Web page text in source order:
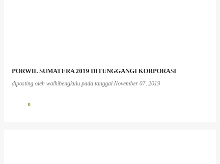
PORWIL SUMATERA 2019 DITUNGGANGI KORPORASI
diposting oleh walhibengkulu pada tanggal November 07, 2019
0